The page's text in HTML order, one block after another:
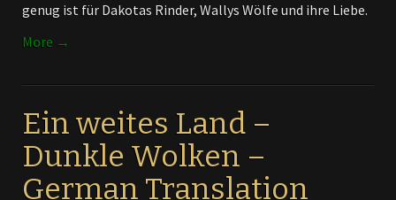
genug ist für Dakotas Rinder, Wallys Wölfe und ihre Liebe.
More →
Ein weites Land –
Dunkle Wolken –
German Translation